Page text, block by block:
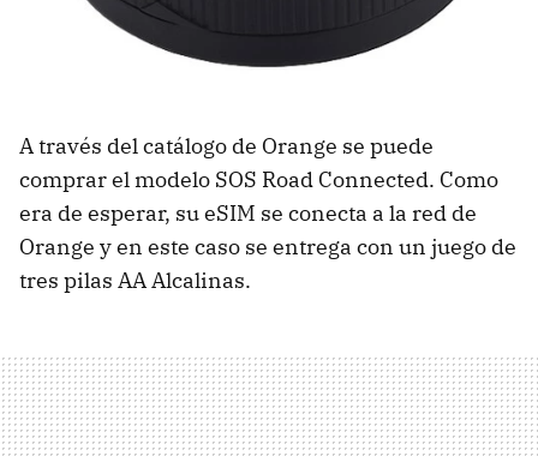
A través del catálogo de Orange se puede
comprar el modelo SOS Road Connected. Como
era de esperar, su eSIM se conecta a la red de
Orange y en este caso se entrega con un juego de
tres pilas AA Alcalinas.